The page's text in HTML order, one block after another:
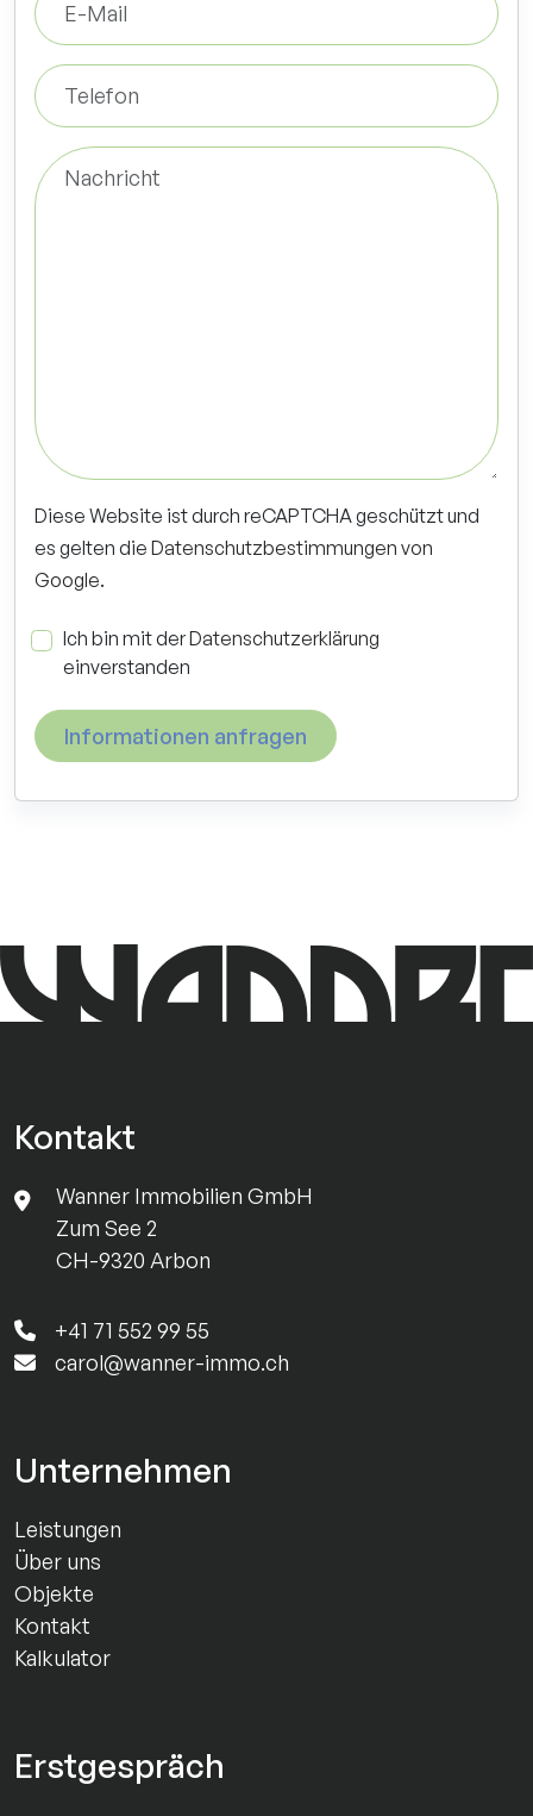
Diese Website ist durch reCAPTCHA geschützt und
es gelten die Datenschutzbestimmungen von
Google.
Ich bin mit derDatenschutzerklärung
einverstanden
Kontakt
Wanner Immobilien GmbH
Zum See 2
CH-9320 Arbon
+41 71 552 99 55
carol@wanner-immo.ch
Unternehmen
Leistungen
Über uns
Objekte
Kontakt
Kalkulator
Erstgespräch